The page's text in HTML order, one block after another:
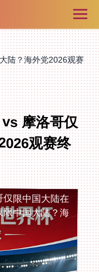
陆？海外党2026观赛
摩洛哥仅
观赛终
仅限中国大陆在
国外看世界杯巴西 vs 摩洛哥仅限中国大陆？海